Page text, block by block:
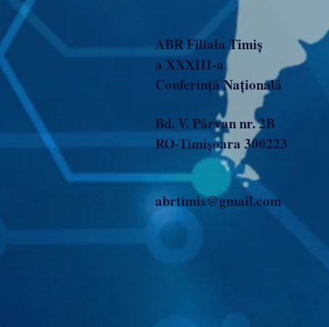
ABR Filiala Timiș
a XXXIII-a
Conferință Națională
Bd. V. Pârvan nr. 2B
RO-Timișoara 300223
abrtimis@gmail.com